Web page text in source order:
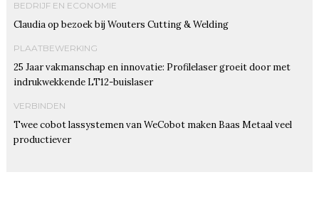
BEDRIJF EN ECONOMIE
Claudia op bezoek bij Wouters Cutting & Welding
PLAATBEWERKING
25 Jaar vakmanschap en innovatie: Profilelaser groeit door met
indrukwekkende LT12-buislaser
VERBINDEN
Twee cobot lassystemen van WeCobot maken Baas Metaal veel
productiever